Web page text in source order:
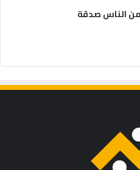
الناس صدقة